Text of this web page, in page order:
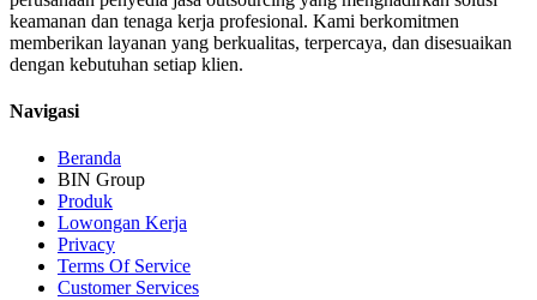
keamanan dan tenaga kerja profesional. Kami berkomitmen
memberikan layanan yang berkualitas, terpercaya, dan disesuaikan
dengan kebutuhan setiap klien.
Navigasi
Beranda
BIN Group
Produk
Lowongan Kerja
Privacy
Terms Of Service
Customer Services